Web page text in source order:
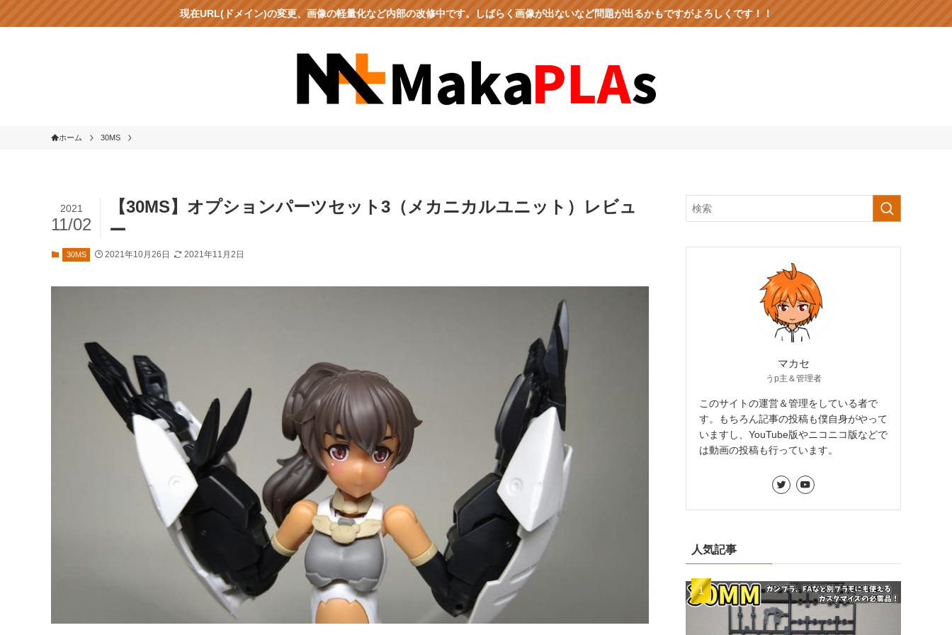
現在URL(ドメイン)の変更、画像の軽量化など内部の改修中です。しばらく画像が出ないなど問題が出るかもですがよろしくです！！
ホーム 30MS
【30MS】オプションパーツセット3（メカニカルユニット）レビュ
ー
2021
11/02
30MS 2021年10月26日 2021年11月2日
マカセ
うp主＆管理者
このサイトの運営＆管理をしている者で
す。もちろん記事の投稿も僕自身がやって
いますし、YouTube版やニコニコ版などで
は動画の投稿も行っています。
人気記事